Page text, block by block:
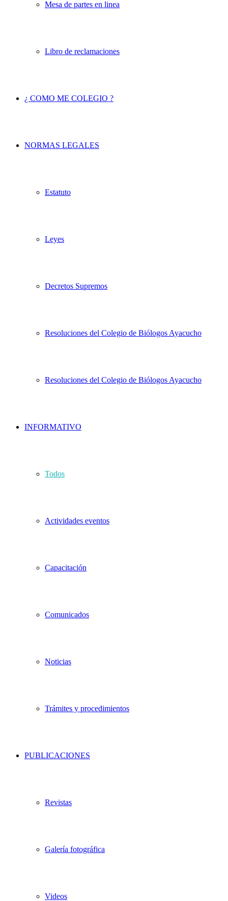
Mesa de partes en linea
Libro de reclamaciones
¿ COMO ME COLEGIO ?
NORMAS LEGALES
Estatuto
Leyes
Decretos Supremos
Resoluciones del Colegio de Biólogos Ayacucho
Resoluciones del Colegio de Biólogos Ayacucho
INFORMATIVO
Todos
Actividades eventos
Capacitación
Comunicados
Noticias
Trámites y procedimientos
PUBLICACIONES
Revistas
Galería fotográfica
Videos